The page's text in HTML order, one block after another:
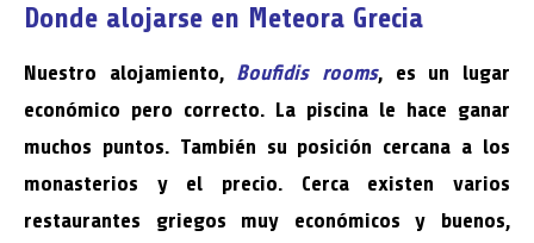
Donde alojarse en Meteora Grecia
Nuestro alojamiento, Boufidis rooms, es un lugar
económico pero correcto. La piscina le hace ganar
muchos puntos. También su posición cercana a los
monasterios y el precio. Cerca existen varios
restaurantes griegos muy económicos y buenos,